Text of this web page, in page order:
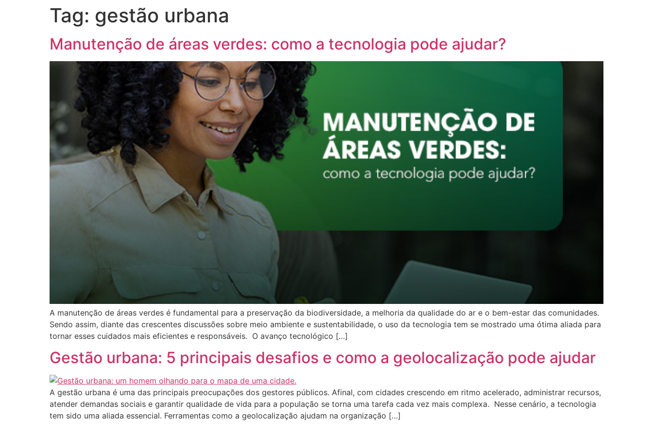
Tag: gestão urbana
Manutenção de áreas verdes: como a tecnologia pode ajudar?
A manutenção de áreas verdes é fundamental para a preservação da biodiversidade, a melhoria da qualidade do ar e o bem-estar das comunidades.
Sendo assim, diante das crescentes discussões sobre meio ambiente e sustentabilidade, o uso da tecnologia tem se mostrado uma ótima aliada para
tornar esses cuidados mais eficientes e responsáveis. O avanço tecnológico […]
Gestão urbana: 5 principais desafios e como a geolocalização pode ajudar
A gestão urbana é uma das principais preocupações dos gestores públicos. Afinal, com cidades crescendo em ritmo acelerado, administrar recursos,
atender demandas sociais e garantir qualidade de vida para a população se torna uma tarefa cada vez mais complexa. Nesse cenário, a tecnologia
tem sido uma aliada essencial. Ferramentas como a geolocalização ajudam na organização […]